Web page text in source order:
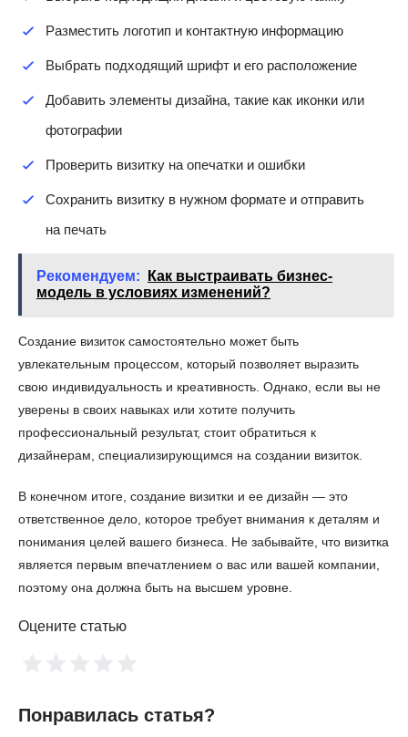
Разместить логотип и контактную информацию
Выбрать подходящий шрифт и его расположение
Добавить элементы дизайна, такие как иконки или
фотографии
Проверить визитку на опечатки и ошибки
Сохранить визитку в нужном формате и отправить
на печать
Рекомендуем:
Как выстраивать бизнес-
модель в условиях изменений?
Создание визиток самостоятельно может быть
увлекательным процессом, который позволяет выразить
свою индивидуальность и креативность. Однако, если вы не
уверены в своих навыках или хотите получить
профессиональный результат, стоит обратиться к
дизайнерам, специализирующимся на создании визиток.
В конечном итоге, создание визитки и ее дизайн — это
ответственное дело, которое требует внимания к деталям и
понимания целей вашего бизнеса. Не забывайте, что визитка
является первым впечатлением о вас или вашей компании,
поэтому она должна быть на высшем уровне.
Оцените статью
Понравилась статья?